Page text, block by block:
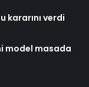
kararını verdi
model masada